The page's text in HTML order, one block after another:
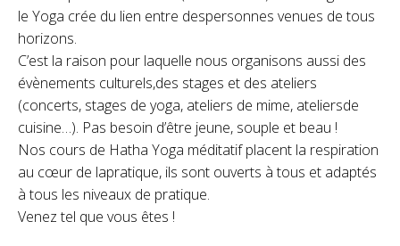
le Yoga crée du lien entre despersonnes venues de tous
horizons.
C’est la raison pour laquelle nous organisons aussi des
évènements culturels,des stages et des ateliers
(concerts, stages de yoga, ateliers de mime, ateliersde
cuisine…). Pas besoin d’être jeune, souple et beau !
Nos cours de Hatha Yoga méditatif placent la respiration
au cœur de lapratique, ils sont ouverts à tous et adaptés
à tous les niveaux de pratique.
Venez tel que vous êtes !